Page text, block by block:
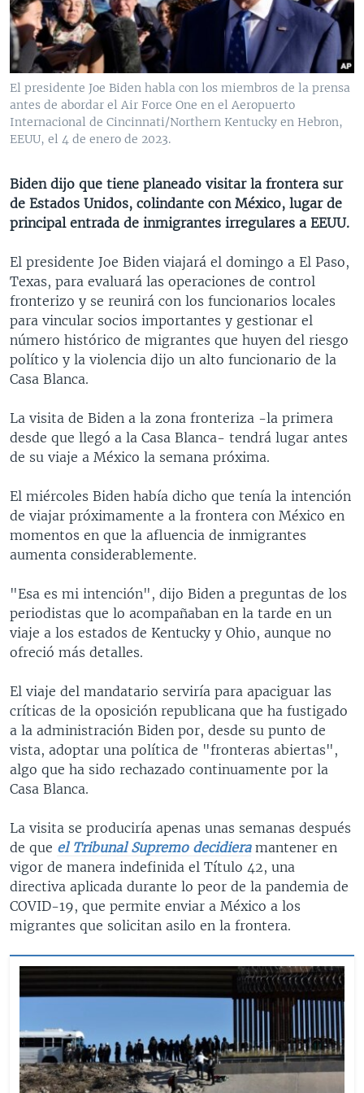
VENEZUELA
BRASIL
NICARAGUA
ECONOMÍA
ENTRETENIMIENTO Y CULTURA
TECNOLOGÍA
DEPORTES
CIENCIA Y SALUD
MULTIMEDIA
VIDEOS
FOTOGRAFÍA
AUDIOS
PROGRAMAS TV
EL MUNDO AL DÍA
FORO INTERAMERICANO
VISIÓN 360
PANORAMA
RADIO
AVANCE INFORMATIVO
AUDIONOTICIAS
ESTADOS UNIDOS AL DÍA
EL MUNDO AL DÍA [RADIO]
DEPORTIVO INTERNACIONAL
NOTA ECONÓMICA
ENTRETENIMIENTO
DIRECT
DOCUMENTALES DE LA VOA
SÍGANOS
Idiomas
El presidente Joe Biden habla con los miembros de la prensa
antes de abordar el Air Force One en el Aeropuerto
Internacional de Cincinnati/Northern Kentucky en Hebron,
EEUU, el 4 de enero de 2023.
Biden dijo que tiene planeado visitar la frontera sur
de Estados Unidos, colindante con México, lugar de
principal entrada de inmigrantes irregulares a EEUU.
El presidente Joe Biden viajará el domingo a El Paso,
Texas, para evaluará las operaciones de control
fronterizo y se reunirá con los funcionarios locales
para vincular socios importantes y gestionar el
número histórico de migrantes que huyen del riesgo
político y la violencia dijo un alto funcionario de la
Casa Blanca.
La visita de Biden a la zona fronteriza -la primera
desde que llegó a la Casa Blanca- tendrá lugar antes
de su viaje a México la semana próxima.
El miércoles Biden había dicho que tenía la intención
de viajar próximamente a la frontera con México en
momentos en que la afluencia de inmigrantes
aumenta considerablemente.
"Esa es mi intención", dijo Biden a preguntas de los
periodistas que lo acompañaban en la tarde en un
viaje a los estados de Kentucky y Ohio, aunque no
ofreció más detalles.
El viaje del mandatario serviría para apaciguar las
críticas de la oposición republicana que ha fustigado
a la administración Biden por, desde su punto de
vista, adoptar una política de "fronteras abiertas",
algo que ha sido rechazado continuamente por la
Casa Blanca.
La visita se produciría apenas unas semanas después
de que el Tribunal Supremo decidieramantener en
vigor de manera indefinida el Título 42, una
directiva aplicada durante lo peor de la pandemia de
COVID-19, que permite enviar a México a los
migrantes que solicitan asilo en la frontera.